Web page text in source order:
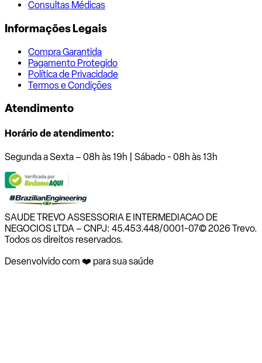
Consultas Médicas
Informações Legais
Compra Garantida
Pagamento Protegido
Política de Privacidade
Termos e Condições
Atendimento
Horário de atendimento:
Segunda a Sexta – 08h às 19h | Sábado - 08h às 13h
SAUDE TREVO ASSESSORIA E INTERMEDIACAO DE
NEGOCIOS LTDA – CNPJ: 45.453.448/0001-07© 2026 Trevo.
Todos os direitos reservados.
Desenvolvido com ❤️ para sua saúde